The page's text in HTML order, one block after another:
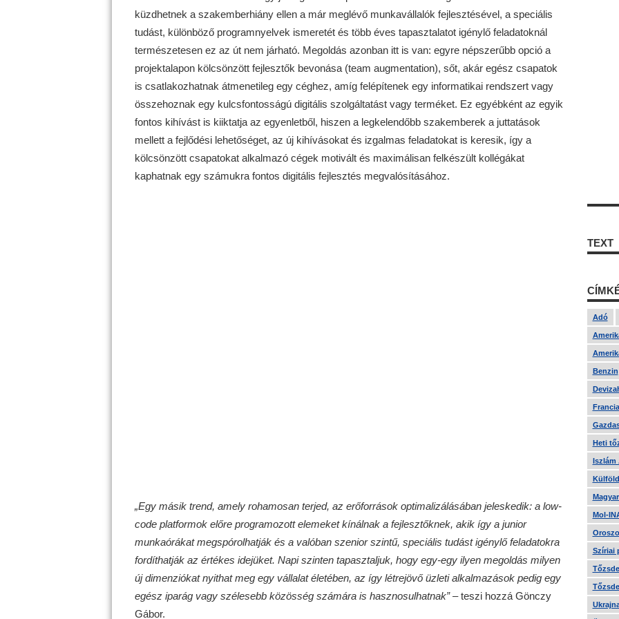
küzdhetnek a szakemberhiány ellen a már meglévő munkavállalók fejlesztésével, a speciális
tudást, különböző programnyelvek ismeretét és több éves tapasztalatot igénylő feladatoknál
természetesen ez az út nem járható. Megoldás azonban itt is van: egyre népszerűbb opció a
projektalapon kölcsönzött fejlesztők bevonása (team augmentation), sőt, akár egész csapatok
is csatlakozhatnak átmenetileg egy céghez, amíg felépítenek egy informatikai rendszert vagy
összehoznak egy kulcsfontosságú digitális szolgáltatást vagy terméket. Ez egyébként az egyik
fontos kihívást is kiiktatja az egyenletből, hiszen a legkelendőbb szakemberek a juttatások
mellett a fejlődési lehetőséget, az új kihívásokat és izgalmas feladatokat is keresik, így a
kölcsönzött csapatokat alkalmazó cégek motivált és maximálisan felkészült kollégákat
kaphatnak egy számukra fontos digitális fejlesztés megvalósításához.
„Egy másik trend, amely rohamosan terjed, az erőforrások optimalizálásában jeleskedik: a low-
code platformok előre programozott elemeket kínálnak a fejlesztőknek, akik így a junior
munkaórákat megspórolhatják és a valóban szenior szintű, speciális tudást igénylő feladatokra
fordíthatják az értékes idejüket. Napi szinten tapasztaljuk, hogy egy-egy ilyen megoldás milyen
új dimenziókat nyithat meg egy vállalat életében, az így létrejövő üzleti alkalmazások pedig egy
egész iparág vagy szélesebb közösség számára is hasznosulhatnak”–teszi hozzá Gönczy
Gábor.
TEXT
Adó
Benzin
Heti
Iszlám
Mol-
Szíriai